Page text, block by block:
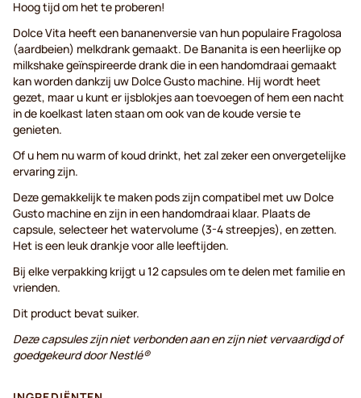
Hoog tijd om het te proberen!
Dolce Vita heeft een bananenversie van hun populaire Fragolosa
(aardbeien) melkdrank gemaakt. De Bananita is een heerlijke op
milkshake geïnspireerde drank die in een handomdraai gemaakt
kan worden dankzij uw Dolce Gusto machine. Hij wordt heet
gezet, maar u kunt er ijsblokjes aan toevoegen of hem een nacht
in de koelkast laten staan om ook van de koude versie te
genieten.
Of u hem nu warm of koud drinkt, het zal zeker een onvergetelijke
ervaring zijn.
Deze gemakkelijk te maken pods zijn compatibel met uw Dolce
Gusto machine en zijn in een handomdraai klaar. Plaats de
capsule, selecteer het watervolume (3-4 streepjes), en zetten.
Het is een leuk drankje voor alle leeftijden.
Bij elke verpakking krijgt u 12 capsules om te delen met familie en
vrienden.
Dit product bevat suiker.
Deze capsules zijn niet verbonden aan en zijn niet vervaardigd of
goedgekeurd door Nestlé®